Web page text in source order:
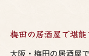
梅田の居酒屋で堪
大阪・梅田の居酒屋